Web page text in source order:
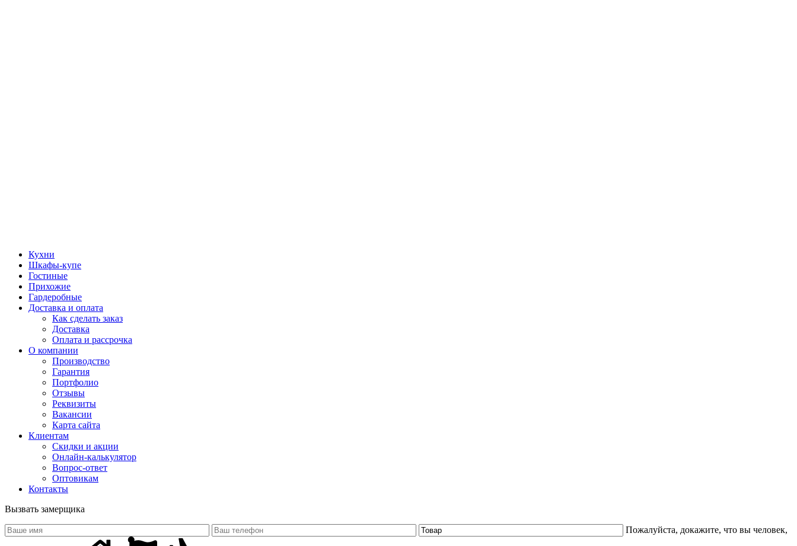
Кухни
Шкафы-купе
Гостиные
Прихожие
Гардеробные
Доставка и оплата
Как сделать заказ
Доставка
Оплата и рассрочка
О компании
Производство
Гарантия
Портфолио
Отзывы
Реквизиты
Вакансии
Карта сайта
Клиентам
Скидки и акции
Онлайн-калькулятор
Вопрос-ответ
Оптовикам
Контакты
Вызвать замерщика
Пожалуйста, докажите, что вы человек,